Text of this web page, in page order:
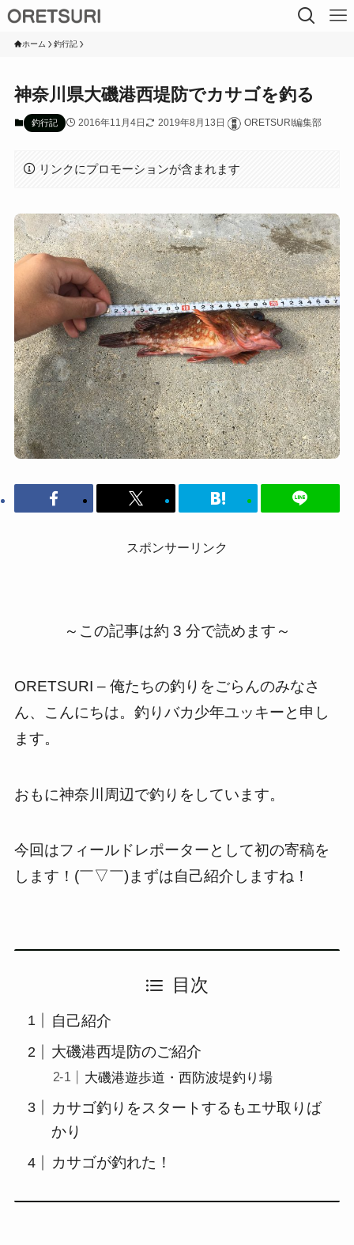
ホーム 釣行記
神奈川県大磯港西堤防でカサゴを釣る
釣行記 2016年11月4日 2019年8月13日 ORETSURI編集部
リンクにプロモーションが含まれます
スポンサーリンク
～この記事は約 3 分で読めます～
ORETSURI – 俺たちの釣りをごらんのみなさ
ん、こんにちは。釣りバカ少年ユッキーと申し
ます。
おもに神奈川周辺で釣りをしています。
今回はフィールドレポーターとして初の寄稿を
します！(￣▽￣)まずは自己紹介しますね！
目次
自己紹介
大磯港西堤防のご紹介
大磯港遊歩道・西防波堤釣り場
カサゴ釣りをスタートするもエサ取りば
かり
カサゴが釣れた！